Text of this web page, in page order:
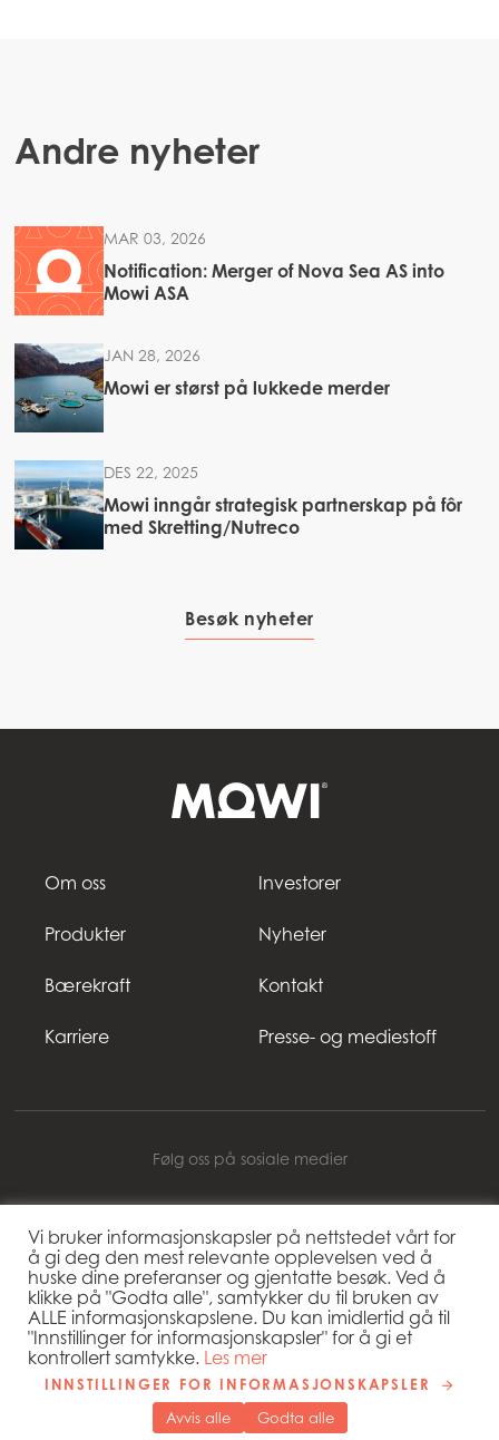
Andre nyheter
MAR 03, 2026
Notification: Merger of Nova Sea AS into
Mowi ASA
JAN 28, 2026
Mowi er størst på lukkede merder
DES 22, 2025
Mowi inngår strategisk partnerskap på fôr
med Skretting/Nutreco
Besøk nyheter
Om oss
Produkter
Bærekraft
Karriere
Investorer
Nyheter
Kontakt
Presse- og mediestoff
Følg oss på sosiale medier
Mowi Norway
Copyright 2026 © Mowi
Cookie settings
Retningslinjer for personvern
Vi bruker informasjonskapsler på nettstedet vårt for
å gi deg den mest relevante opplevelsen ved å
huske dine preferanser og gjentatte besøk. Ved å
klikke på "Godta alle", samtykker du til bruken av
ALLE informasjonskapslene. Du kan imidlertid gå til
"Innstillinger for informasjonskapsler" for å gi et
kontrollert samtykke. Les mer
INNSTILLINGER FOR INFORMASJONSKAPSLER
Avvis alle
Godta alle